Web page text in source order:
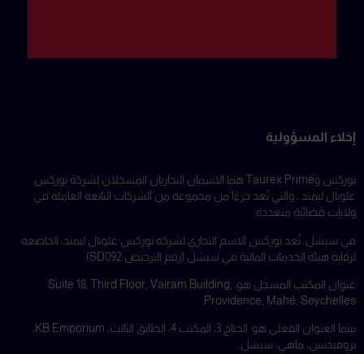
إخلاء المسؤولية
توركس وTaurex Prime هما الاسمان التجاريان المسجلان لشركة توركس
غلوبال ليمتد ، والتي تُعد جزءًا من مجموعة من الشركات التابعة العاملة في
ولايات قضائية متعددة.
في سيشل، تُعد توركس الاسم التجاري لشركة توركس غلوبال ليمتد، الخاضعة
لرقابة هيئة الخدمات المالية في سيشل (رقم الترخيص SD092).
عنوان المكتب المسجل هو: Suite 18, Third Floor, Vairam Building,
Providence, Mahé, Seychelles.
بينما العنوان الفعلي هو: الجناح 3، المكتب 4، الطابق الثالث، KB Emporium،
بروفيدنس، ماهي، سيشل.